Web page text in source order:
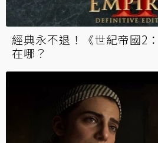
經典永不退！《世紀帝國2
在哪？